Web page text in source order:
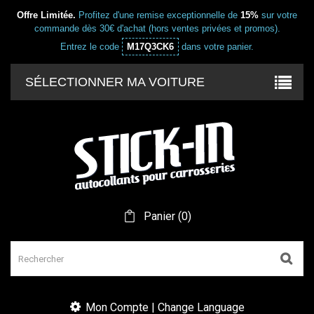
Offre Limitée. Profitez d'une remise exceptionnelle de 15% sur votre
commande dès 30€ d'achat (hors ventes privées et promos).
Entrez le code
M17Q3CK6 dans votre panier.
SÉLECTIONNER MA VOITURE
Panier(0)
Mon Compte | Change Language